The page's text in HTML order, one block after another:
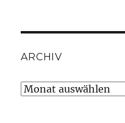
ARCHIV
Archiv